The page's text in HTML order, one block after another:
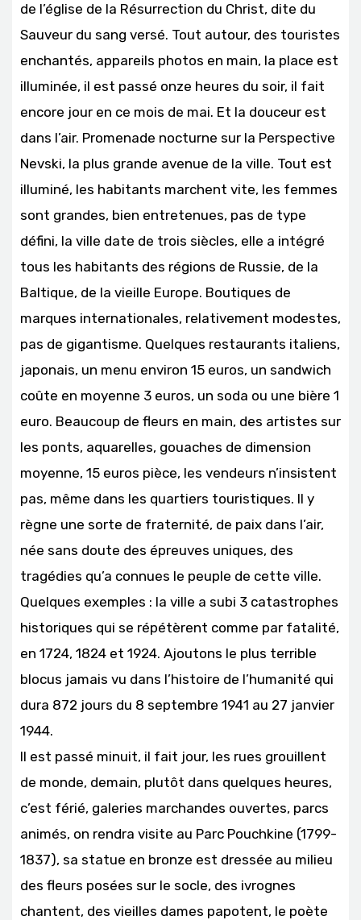
de l’église de la Résurrection du Christ, dite du
Sauveur du sang versé. Tout autour, des touristes
enchantés, appareils photos en main, la place est
illuminée, il est passé onze heures du soir, il fait
encore jour en ce mois de mai. Et la douceur est
dans l’air. Promenade nocturne sur la Perspective
Nevski, la plus grande avenue de la ville. Tout est
illuminé, les habitants marchent vite, les femmes
sont grandes, bien entretenues, pas de type
défini, la ville date de trois siècles, elle a intégré
tous les habitants des régions de Russie, de la
Baltique, de la vieille Europe. Boutiques de
marques internationales, relativement modestes,
pas de gigantisme. Quelques restaurants italiens,
japonais, un menu environ 15 euros, un sandwich
coûte en moyenne 3 euros, un soda ou une bière 1
euro. Beaucoup de fleurs en main, des artistes sur
les ponts, aquarelles, gouaches de dimension
moyenne, 15 euros pièce, les vendeurs n’insistent
pas, même dans les quartiers touristiques. Il y
règne une sorte de fraternité, de paix dans l’air,
née sans doute des épreuves uniques, des
tragédies qu’a connues le peuple de cette ville.
Quelques exemples : la ville a subi 3 catastrophes
historiques qui se répétèrent comme par fatalité,
en 1724, 1824 et 1924. Ajoutons le plus terrible
blocus jamais vu dans l’histoire de l’humanité qui
dura 872 jours du 8 septembre 1941 au 27 janvier
1944.
Il est passé minuit, il fait jour, les rues grouillent
de monde, demain, plutôt dans quelques heures,
c’est férié, galeries marchandes ouvertes, parcs
animés, on rendra visite au Parc Pouchkine (1799-
1837), sa statue en bronze est dressée au milieu
des fleurs posées sur le socle, des ivrognes
chantent, des vieilles dames papotent, le poète